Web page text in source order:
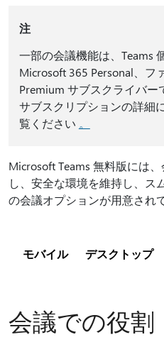
注
一部の会議機能は、Teams
Microsoft 365 Personal、フ
Premium サブスクライバー
サブスクリプションの詳細
覧ください 。
Microsoft Teams 無料版には
し、安全な環境を維持し、ス
の会議オプションが用意され
モバイル デスクトップ
会議での役割